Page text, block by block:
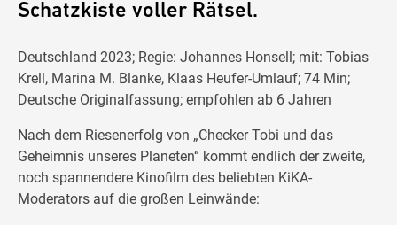
Schatzkiste voller Rätsel.
Deutschland 2023; Regie: Johannes Honsell; mit: Tobias
Krell, Marina M. Blanke, Klaas Heufer-Umlauf; 74 Min;
Deutsche Originalfassung; empfohlen ab 6 Jahren
Nach dem Riesenerfolg von „Checker Tobi und das
Geheimnis unseres Planeten“ kommt endlich der zweite,
noch spannendere Kinofilm des beliebten KiKA-
Moderators auf die großen Leinwände: